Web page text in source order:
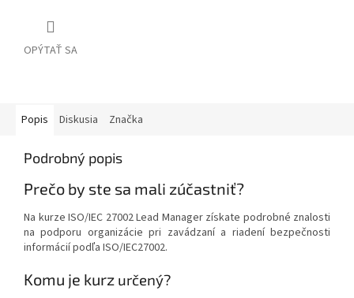
OPÝTAŤ SA
Popis Diskusia Značka
Podrobný popis
Prečo by ste sa mali zúčastniť?
Na kurze ISO/IEC 27002 Lead Manager získate podrobné znalosti
na podporu organizácie pri zavádzaní a riadení bezpečnosti
informácií podľa ISO/IEC27002.
Komu je kurz určený?